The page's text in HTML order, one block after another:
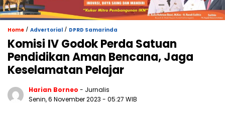
Home / Advertorial / DPRD Samarinda
Komisi IV Godok Perda Satuan
Pendidikan Aman Bencana, Jaga
Keselamatan Pelajar
Harian Borneo - Jurnalis
Senin, 6 November 2023 - 05:27 WIB